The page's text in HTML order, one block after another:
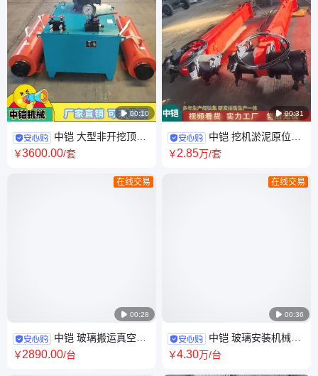
 00:10
中铠 大型非开挖顶管
机 口径单杠水泥顶管设备
￥3600.00/套
 00:28
在线交易
中铠 玻璃搬运真空吸
吊机 建筑工地大盘吊 全电动安
￥2890.00/台
 00:31
中铠 挖机淤泥原位固
化搅拌头 建筑施工污泥清除
￥2.85万/套
 00:36
在线交易
中铠 玻璃安装机械手
板材运输电动玻璃吸盘车
￥4.30万/台